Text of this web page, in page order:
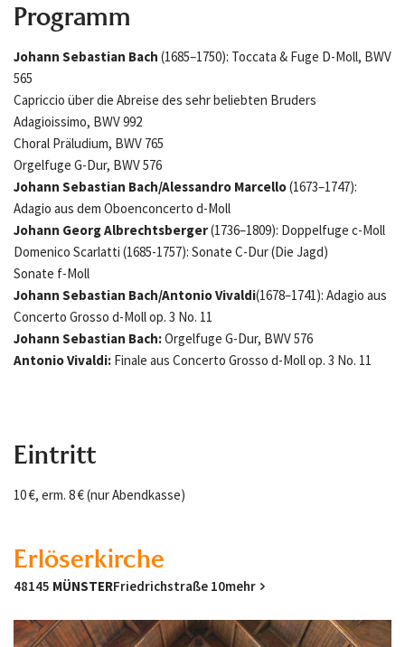
Programm
Johann Sebastian Bach (1685–1750): Toccata & Fuge D-Moll, BWV
565
Capriccio über die Abreise des sehr beliebten Bruders
Adagioissimo, BWV 992
Choral Präludium, BWV 765
Orgelfuge G-Dur, BWV 576
Johann Sebastian Bach/Alessandro Marcello(1673–1747):
Adagio aus dem Oboenconcerto d-Moll
Johann Georg Albrechtsberger(1736–1809): Doppelfuge c-Moll
Domenico Scarlatti (1685-1757): Sonate C-Dur (Die Jagd)
Sonate f-Moll
Johann Sebastian Bach/Antonio Vivaldi(1678–1741): Adagio aus
Concerto Grosso d-Moll op. 3 No. 11
Johann Sebastian Bach:Orgelfuge G-Dur, BWV 576
Antonio Vivaldi: Finale aus Concerto Grosso d-Moll op. 3 No. 11
Eintritt
10 €, erm. 8 € (nur Abendkasse)
Erlöserkirche
48145 MÜNSTERFriedrichstraße 10mehr